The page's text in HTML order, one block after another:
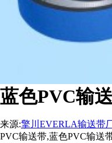
蓝色PVC输
来源:擎川EVERLA输送带
PVC输送带,蓝色PVC输送